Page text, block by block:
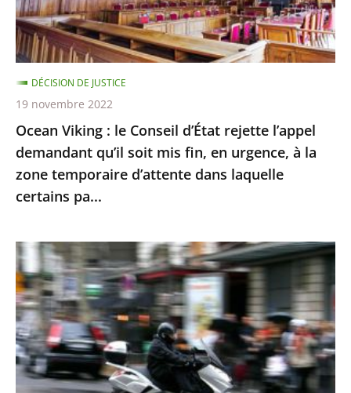
l’appel
demandant
qu’il
soit
mis
fin,
en
temporaire
d’attente
dans
laquelle
certains
pa...
Ocean Viking : le Conseil d’État rejette l’appel
demandant qu’il soit mis fin, en urgence, à la
zone temporaire d’attente dans laquelle
certains pa...
DÉCISION DE JUSTICE
19 novembre 2022
Le
contrôle
technique
des
«
deux-
roues